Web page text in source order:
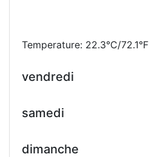
Temperature: 22.3°C/72.1°F
vendredi
samedi
dimanche